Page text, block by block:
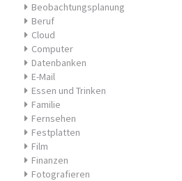
Beobachtungsplanung
Beruf
Cloud
Computer
Datenbanken
E-Mail
Essen und Trinken
Familie
Fernsehen
Festplatten
Film
Finanzen
Fotografieren